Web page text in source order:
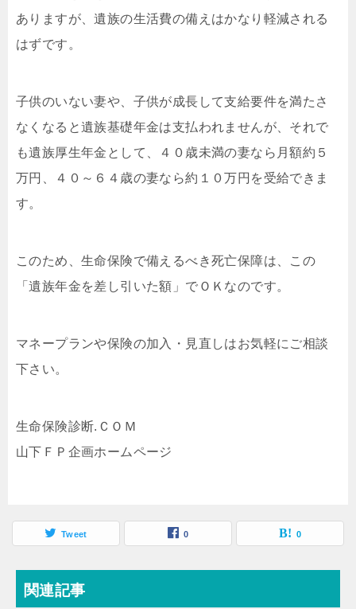
ありますが、遺族の生活費の備えはかなり軽減される
はずです。
子供のいない妻や、子供が成長して支給要件を満たさ
なくなると遺族基礎年金は支払われませんが、それで
も遺族厚生年金として、４０歳未満の妻なら月額約５
万円、４０～６４歳の妻なら約１０万円を受給できま
す。
このため、生命保険で備えるべき死亡保障は、この
「遺族年金を差し引いた額」でＯＫなのです。
マネープランや保険の加入・見直しはお気軽にご相談
下さい。
生命保険診断.ＣＯＭ
山下ＦＰ企画ホームページ
Tweet 0 0
関連記事